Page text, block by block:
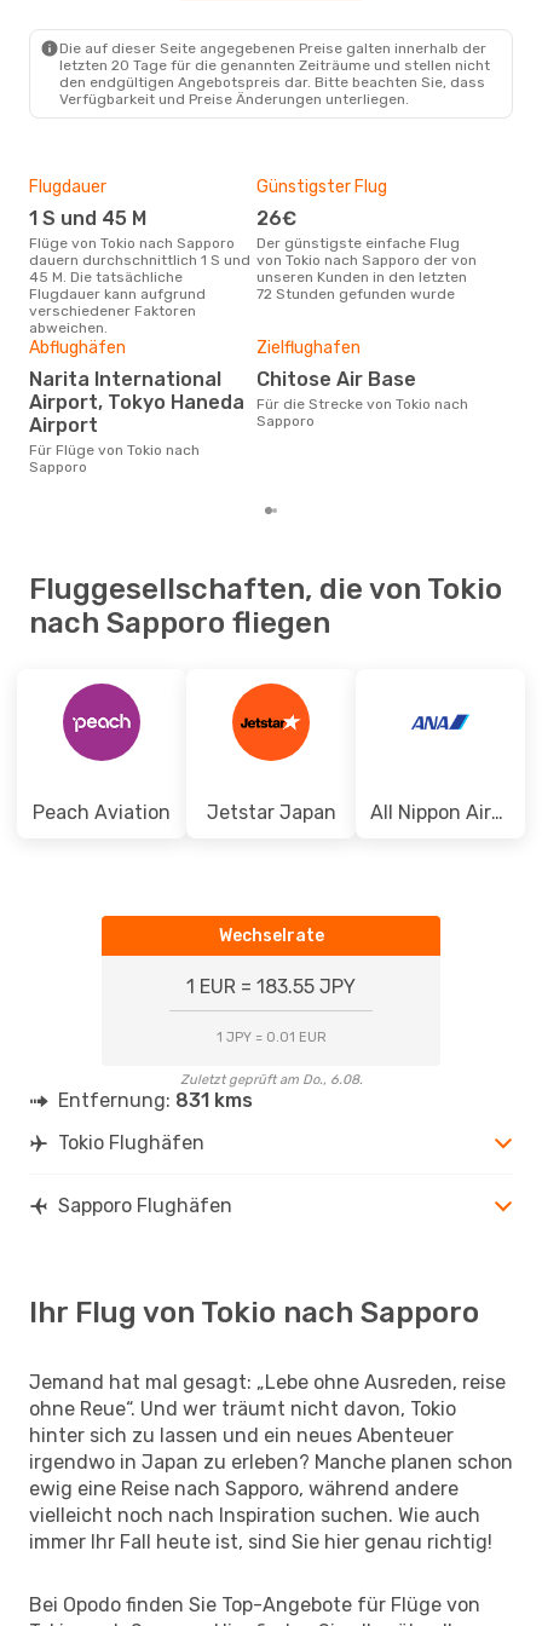
Die auf dieser Seite angegebenen Preise galten innerhalb der
letzten 20 Tage für die genannten Zeiträume und stellen nicht
den endgültigen Angebotspreis dar. Bitte beachten Sie, dass
Verfügbarkeit und Preise Änderungen unterliegen.
Flugdauer
1 S und 45 M
Flüge von Tokio nach Sapporo
dauern durchschnittlich 1 S und
45 M. Die tatsächliche
Flugdauer kann aufgrund
verschiedener Faktoren
abweichen.
Günstigster Flug
26€
Der günstigste einfache Flug
von Tokio nach Sapporo der von
unseren Kunden in den letzten
72 Stunden gefunden wurde
Abflughäfen
Narita International
Airport, Tokyo Haneda
Airport
Für Flüge von Tokio nach
Sapporo
Zielflughafen
Chitose Air Base
Für die Strecke von Tokio nach
Sapporo
Fluggesellschaften, die von Tokio
nach Sapporo fliegen
Peach Aviation Jetstar Japan All Nippon Airways
Wechselrate
1 EUR = 183.55 JPY
1 JPY = 0.01 EUR
Zuletzt geprüft am Do., 6.08.
Entfernung: 831 kms
Tokio Flughäfen
Sapporo Flughäfen
Ihr Flug von Tokio nach Sapporo
Jemand hat mal gesagt: „Lebe ohne Ausreden, reise
ohne Reue“. Und wer träumt nicht davon, Tokio
hinter sich zu lassen und ein neues Abenteuer
irgendwo in Japan zu erleben? Manche planen schon
ewig eine Reise nach Sapporo, während andere
vielleicht noch nach Inspiration suchen. Wie auch
immer Ihr Fall heute ist, sind Sie hier genau richtig!
Bei Opodo finden Sie Top-Angebote für Flüge von